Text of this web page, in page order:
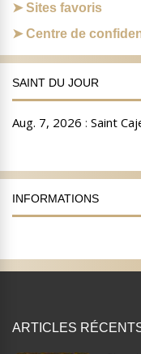
Sites favoris
Centre de
SAINT DU JOUR
INFORMATIONS
ARTICLES